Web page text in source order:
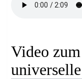
Video